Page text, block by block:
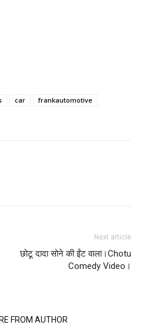
car
frankautomotive
Next article
छोटू दादा सोने की ईंट वाला।Chotu
Comedy Video।
FROM AUTHOR